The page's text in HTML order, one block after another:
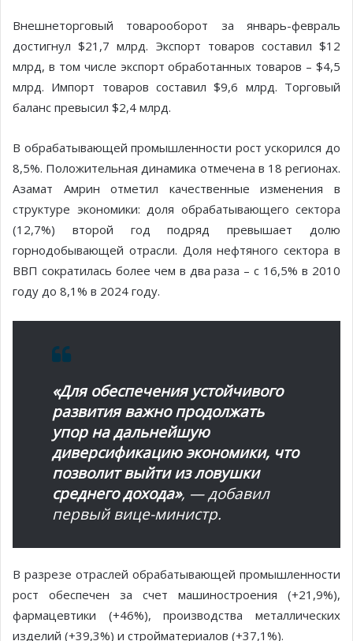
Внешнеторговый товарооборот за январь-февраль
достигнул $21,7 млрд. Экспорт товаров составил $12
млрд, в том числе экспорт обработанных товаров – $4,5
млрд. Импорт товаров составил $9,6 млрд. Торговый
баланс превысил $2,4 млрд.
В обрабатывающей промышленности рост ускорился до
8,5%. Положительная динамика отмечена в 18 регионах.
Азамат Амрин отметил качественные изменения в
структуре экономики: доля обрабатывающего сектора
(12,7%) второй год подряд превышает долю
горнодобывающей отрасли. Доля нефтяного сектора в
ВВП сократилась более чем в два раза – с 16,5% в 2010
году до 8,1% в 2024 году.
«Для обеспечения устойчивого
развития важно продолжать
упор на дальнейшую
диверсификацию экономики, что
позволит выйти из ловушки
среднего дохода», — добавил
первый вице-министр.
В разрезе отраслей обрабатывающей промышленности
рост обеспечен за счет машиностроения (+21,9%),
фармацевтики (+46%), производства металлических
изделий (+39,3%) и стройматериалов (+37,1%).